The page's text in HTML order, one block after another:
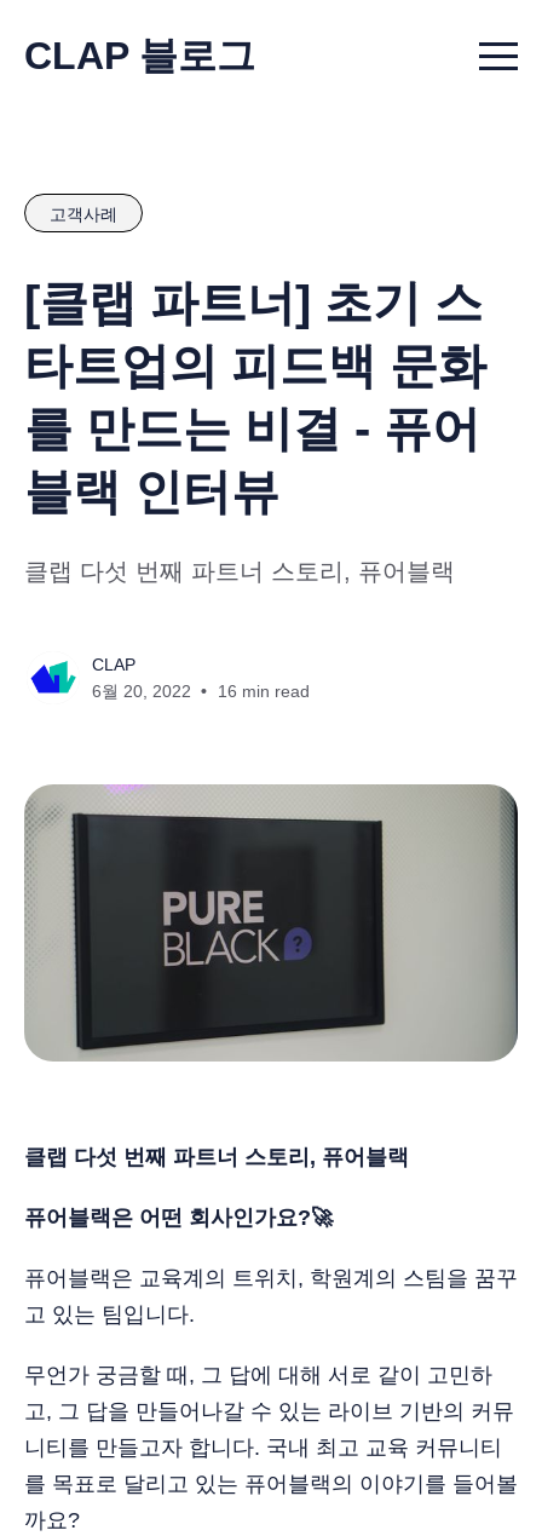
CLAP 블로그 Menu
고객사례
[클랩 파트너] 초기 스
타트업의 피드백 문화
를 만드는 비결 - 퓨어
블랙 인터뷰
클랩 다섯 번째 파트너 스토리, 퓨어블랙
CLAP
6월 20, 2022
16 min read
클랩 다섯 번째 파트너 스토리, 퓨어블랙
퓨어블랙은 어떤 회사인가요?🚀
퓨어블랙은 교육계의 트위치, 학원계의 스팀을 꿈꾸
고 있는 팀입니다.
무언가 궁금할 때, 그 답에 대해 서로 같이 고민하
고, 그 답을 만들어나갈 수 있는 라이브 기반의 커뮤
니티를 만들고자 합니다. 국내 최고 교육 커뮤니티
를 목표로 달리고 있는 퓨어블랙의 이야기를 들어볼
까요?